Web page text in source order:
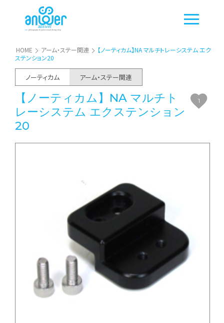
HOME アーム・ステー関連
【ノーティカム】NA マルチトレーシステム エク
ステンション20
ノーティカム アーム・ステー関連
【ノーティカム】NA マルチト
レーシステム エクステンション
20
1